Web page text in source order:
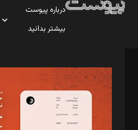
درباره پیوست
بیشتر بدانید
مدیر مسئول: محمدباقر اثنی‌عشری
سردبیر: مهرک محمودی
دبیر تحریریه: میثم قاسمی
د‌بیر ناداستان: سمانه سمیع